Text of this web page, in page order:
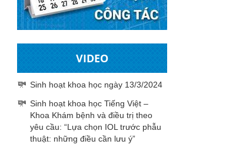
VIDEO
Sinh hoạt khoa học ngày 13/3/2024
Sinh hoạt khoa học Tiếng Việt –
Khoa Khám bệnh và điều trị theo
yêu cầu: “Lựa chọn IOL trước phẫu
thuật: những điều cần lưu ý”